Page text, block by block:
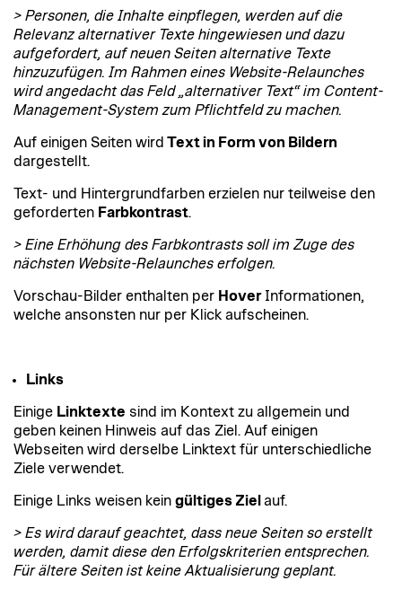
> Personen, die Inhalte einpflegen, werden auf die
Relevanz alternativer Texte hingewiesen und dazu
aufgefordert, auf neuen Seiten alternative Texte
hinzuzufügen. Im Rahmen eines Website-Relaunches
wird angedacht das Feld „alternativer Text“ im Content-
Management-System zum Pflichtfeld zu machen.
Auf einigen Seiten wird Text in Form von Bildern
dargestellt.
Text- und Hintergrundfarben erzielen nur teilweise den
geforderten Farbkontrast.
> Eine Erhöhung des Farbkontrasts soll im Zuge des
nächsten Website-Relaunches erfolgen.
Vorschau-Bilder enthalten per HoverInformationen,
welche ansonsten nur per Klick aufscheinen.
Links
Einige Linktexte sind im Kontext zu allgemein und
geben keinen Hinweis auf das Ziel. Auf einigen
Webseiten wird derselbe Linktext für unterschiedliche
Ziele verwendet.
Einige Links weisen kein gültiges Ziel auf.
> Es wird darauf geachtet, dass neue Seiten so erstellt
werden, damit diese den Erfolgskriterien entsprechen.
Für ältere Seiten ist keine Aktualisierung geplant.